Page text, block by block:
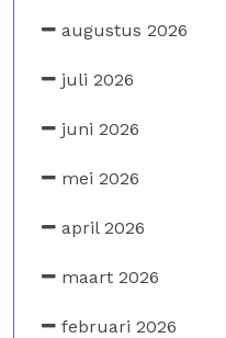
augustus 2026
juli 2026
juni 2026
mei 2026
april 2026
maart 2026
februari 2026